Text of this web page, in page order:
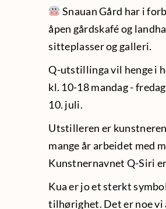
Snauan Gård har i
åpen gårdskafé og
sitteplasser og galleri.
Q-utstillinga vil henge i
kl. 10-18 mandag -
10. juli.
Utstilleren er
mange år arbeidet med
Kunstnernavnet Q-Siri
Kua er jo et sterkt
tilhørighet. Det er noe vi